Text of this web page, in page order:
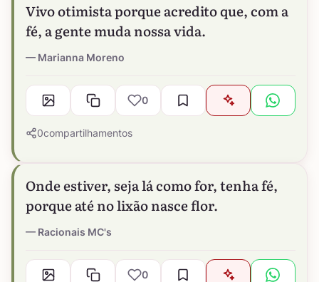
Vivo otimista porque acredito que, com a
fé, a gente muda nossa vida.
Marianna Moreno
0
0compartilhamentos
Onde estiver, seja lá como for, tenha fé,
porque até no lixão nasce flor.
Racionais MC's
0